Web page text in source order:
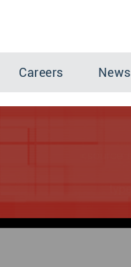
Careers News